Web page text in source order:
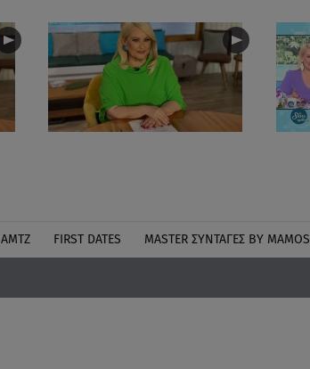
ΑΜΤΖ FIRST DATES MASTER ΣΥΝΤΑΓΈΣ BY MAMOS